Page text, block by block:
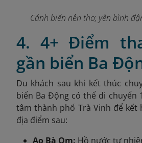
Cảnh biển nên thơ, yên bình
4. 4+ Điểm
gần biển Ba
Du khách sau khi kết thúc
biển Ba Động có thể di chuyển
tâm thành phố Trà Vinh để kết
địa điểm sau:
Ao Bà Om: Hồ nước tự